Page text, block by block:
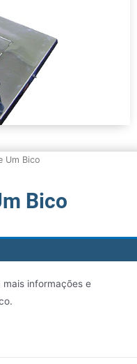
Um Bico
Bico
mais informações e